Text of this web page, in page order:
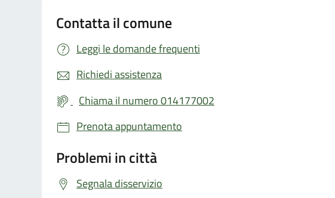
Contatta il comune
Leggi le domande frequenti
Richiedi assistenza
Chiama il numero 014177002
Prenota appuntamento
Problemi in città
Segnala disservizio